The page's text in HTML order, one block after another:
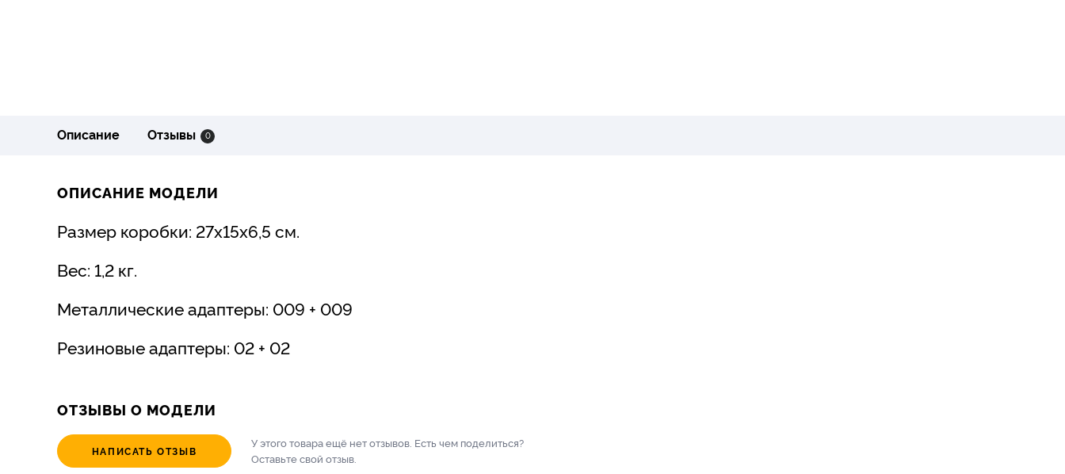
Описание Отзывы 0
ОПИСАНИЕ МОДЕЛИ
Размер коробки: 27х15х6,5 см.
Вес: 1,2 кг.
Металлические адаптеры: 009 + 009
Резиновые адаптеры: 02 + 02
ОТЗЫВЫ О МОДЕЛИ
НАПИСАТЬ ОТЗЫВ
У этого товара ещё нет отзывов. Есть чем поделиться?
Оставьте свой отзыв.